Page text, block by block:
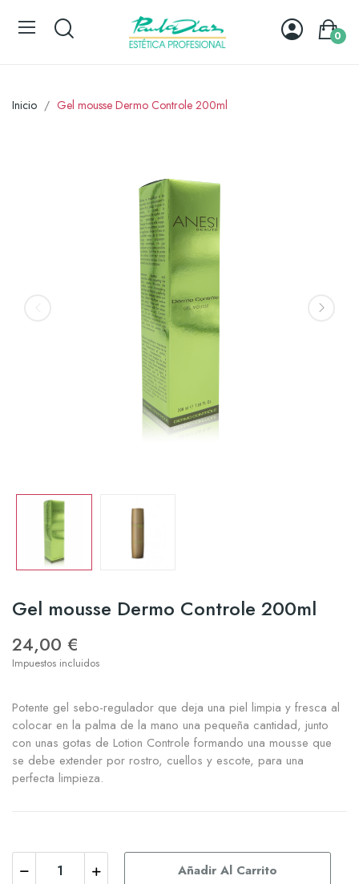
0
Inicio Gel mousse Dermo Controle 200ml
Gel mousse Dermo Controle 200ml
24,00 €
Impuestos incluidos
Potente gel sebo-regulador que deja una piel limpia y fresca al
colocar en la palma de la mano una pequeña cantidad, junto
con unas gotas de Lotion Controle formando una mousse que
se debe extender por rostro, cuellos y escote, para una
perfecta limpieza.
Añadir Al Carrito